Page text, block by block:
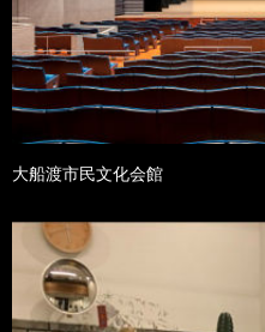
大船渡市民文化会館